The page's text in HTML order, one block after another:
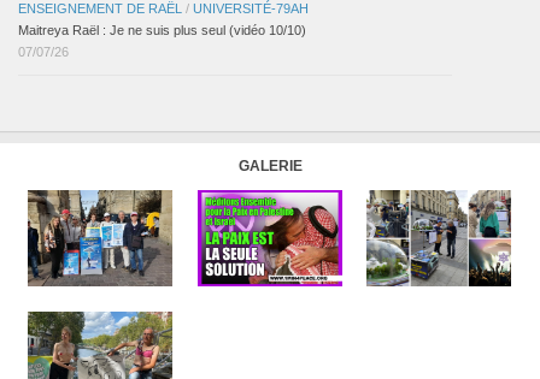
ENSEIGNEMENT DE RAËL / UNIVERSITÉ-79AH
Maitreya Raël : Je ne suis plus seul (vidéo 10/10)
07/07/26
GALERIE